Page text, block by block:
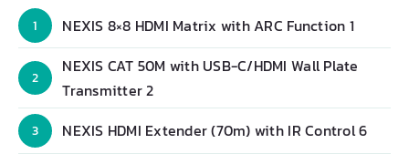
1 NEXIS 8×8 HDMI Matrix with ARC Function 1
2
NEXIS CAT 50M with USB-C/HDMI Wall Plate
Transmitter 2
3 NEXIS HDMI Extender (70m) with IR Control 6